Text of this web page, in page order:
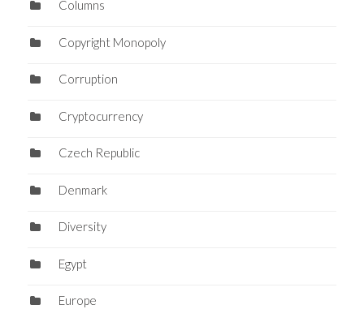
Columns
Copyright Monopoly
Corruption
Cryptocurrency
Czech Republic
Denmark
Diversity
Egypt
Europe